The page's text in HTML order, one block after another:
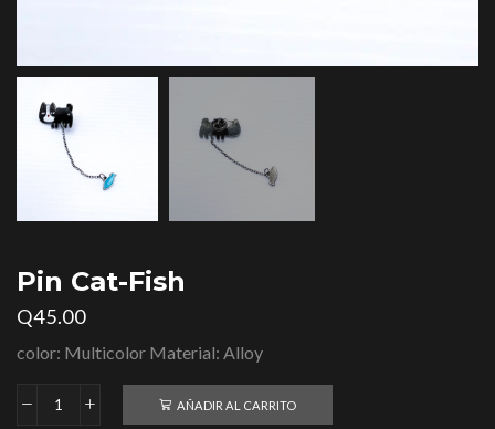
Pin Cat-Fish
Q45.00
color: Multicolor Material: Alloy
AÑADIR AL CARRITO